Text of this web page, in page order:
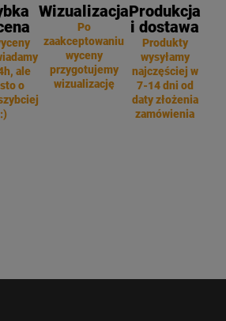
ale
o
:)
Wizualizacja
Po
zaakceptowaniu
wyceny
przygotujemy
wizualizację
Produkcja
i dostawa
Produkty
wysyłamy
najczęściej w
7-14 dni od
daty złożenia
zamówienia